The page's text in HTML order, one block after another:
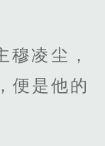
穆凌尘，
便是他的